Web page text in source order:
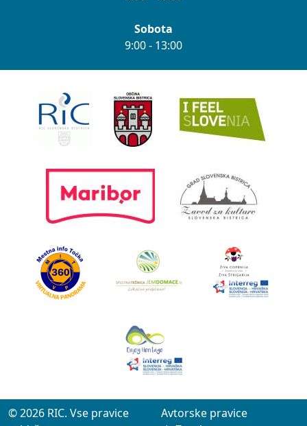
Sobota
9:00 - 13:00
© 2026 RIC. Vse pravice
Avtorske pravice